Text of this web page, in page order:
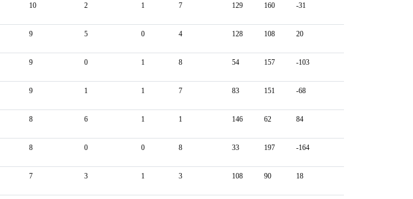
10 2 1 7 129 160 -31
9 5 0 4 128 108 20
9 0 1 8 54 157 -103
9 1 1 7 83 151 -68
8 6 1 1 146 62 84
8 0 0 8 33 197 -164
7 3 1 3 108 90 18